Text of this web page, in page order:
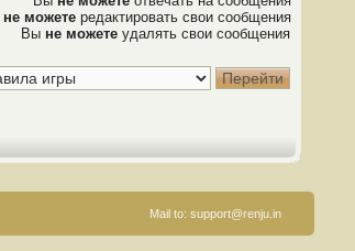
не можете редактировать свои сообщения
Вы не можете удалять свои сообщения
Mail to: support@renju.in